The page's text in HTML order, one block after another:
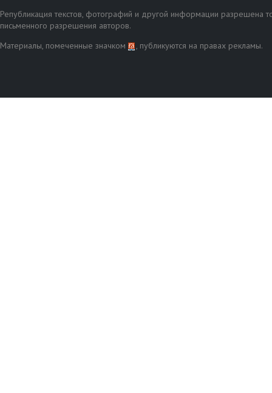
Републикация текстов, фотографий и другой информации разрешена
письменного разрешения авторов.
Материалы, помеченные значком
, публикуются на правах рекламы.